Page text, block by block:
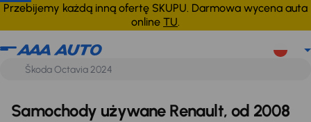
Przebijemy każdą inną ofertę SKUPU. Darmowa wycena auta
online TU.
Renault Rok od2008 Anuluj wszystko
Samochody używane Renault, od 2008